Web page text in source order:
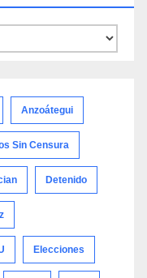
Anzoátegui
Sin Censura
Detenido
Elecciones